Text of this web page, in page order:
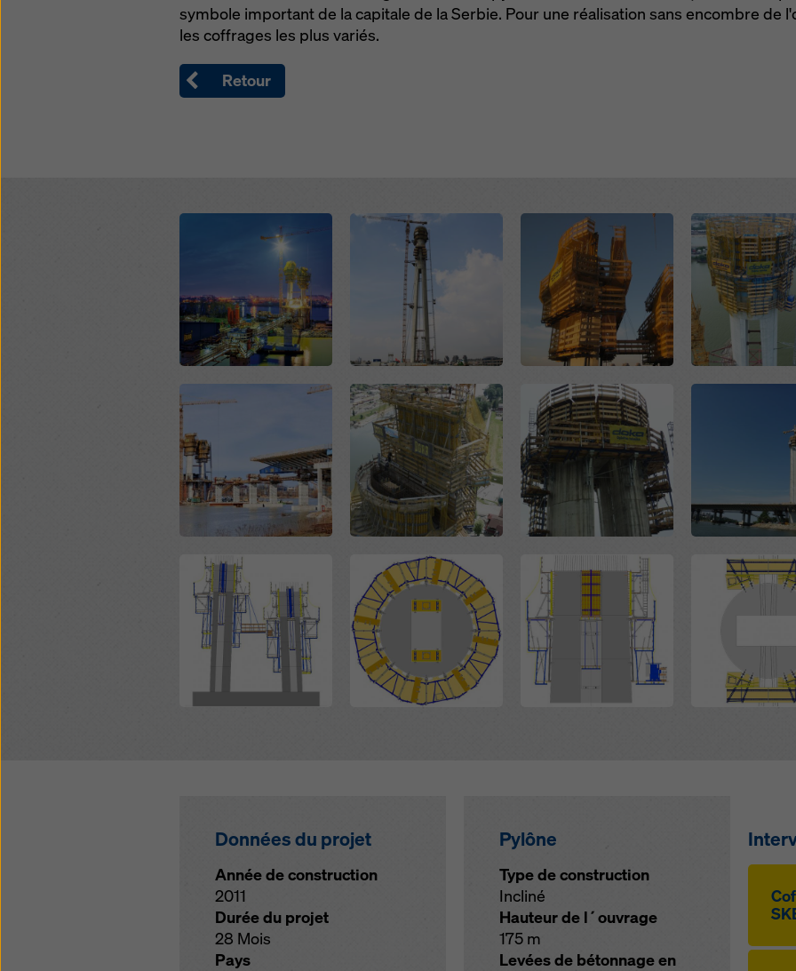
symbole important de la capitale de la Serbie. Pour une réalisation sans encombre de
les coffrages les plus variés.
Retour
Open Open Open Open
Open Open Open Open
Open Open
Données du projet
Année de construction
2011
Durée du projet
28 Mois
Pays
Pylône
Type de construction
Incliné
Hauteur de l´ouvrage
175 m
Levées de bétonnage en
politique de confidentialité. Nous vous offrons également la possibilité
sélectionner vos cookies (paramètres avancés des cookies).